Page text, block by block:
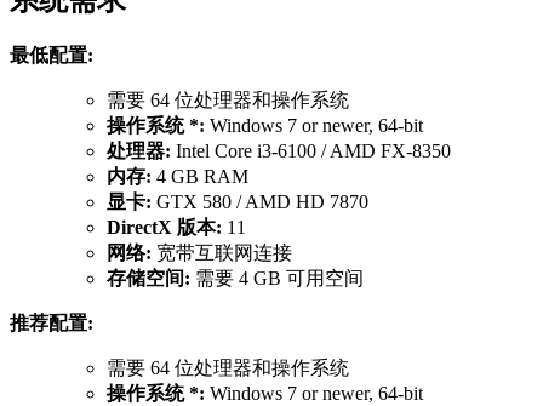
最低配置:
需要 64 位处理器和操作系统
操作系统 *: Windows 7 or newer, 64-bit
处理器: Intel Core i3-6100 / AMD FX-8350
内存: 4 GB RAM
显卡: GTX 580 / AMD HD 7870
DirectX 版本: 11
网络: 宽带互联网连接
存储空间: 需要 4 GB 可用空间
推荐配置:
需要 64 位处理器和操作系统
操作系统 *: Windows 7 or newer, 64-bit